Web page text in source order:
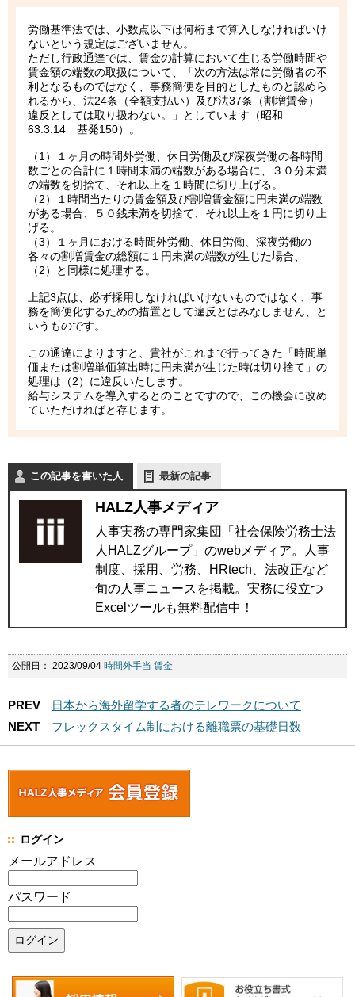
労働基準法では、小数点以下は何桁まで算入しなければいけ
ないという規定はございません。
ただし行政通達では、賃金の計算において生じる労働時間や
賃金額の端数の取扱について、「次の方法は常に労働者の不
利となるものではなく、事務簡便を目的としたものと認めら
れるから、法24条（全額支払い）及び法37条（割増賃金）
違反としては取り扱わない。」としています（昭和
63.3.14 基発150）。
（1）１ヶ月の時間外労働、休日労働及び深夜労働の各時間
数ごとの合計に１時間未満の端数がある場合に、３０分未満
の端数を切捨て、それ以上を１時間に切り上げる。
（2）１時間当たりの賃金額及び割増賃金額に円未満の端数
がある場合、５０銭未満を切捨て、それ以上を１円に切り上
げる。
（3）１ヶ月における時間外労働、休日労働、深夜労働の
各々の割増賃金の総額に１円未満の端数が生じた場合、
（2）と同様に処理する。
上記3点は、必ず採用しなければいけないものではなく、事
務を簡便化するための措置として違反とはみなしません、と
いうものです。
この通達によりますと、貴社がこれまで行ってきた「時間単
価または割増単価算出時に円未満が生じた時は切り捨て」の
処理は（2）に違反いたします。
給与システムを導入するとのことですので、この機会に改め
ていただければと存じます。
この記事を書いた人 最新の記事
HALZ人事メディア
人事実務の専門家集団「社会保険労務士法
人HALZグループ」のwebメディア。人事
制度、採用、労務、HRtech、法改正など
旬の人事ニュースを掲載。実務に役立つ
Excelツールも無料配信中！
公開日： 2023/09/04 時間外手当 賃金
PREV
日本から海外留学する者のテレワークについて
NEXT
フレックスタイム制における離職票の基礎日数
ログイン
メールアドレス
パスワード